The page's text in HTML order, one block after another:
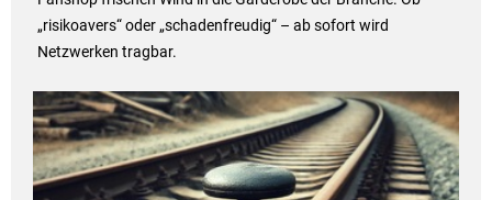
„risikoavers“ oder „schadenfreudig“ – ab sofort wird
Netzwerken tragbar.